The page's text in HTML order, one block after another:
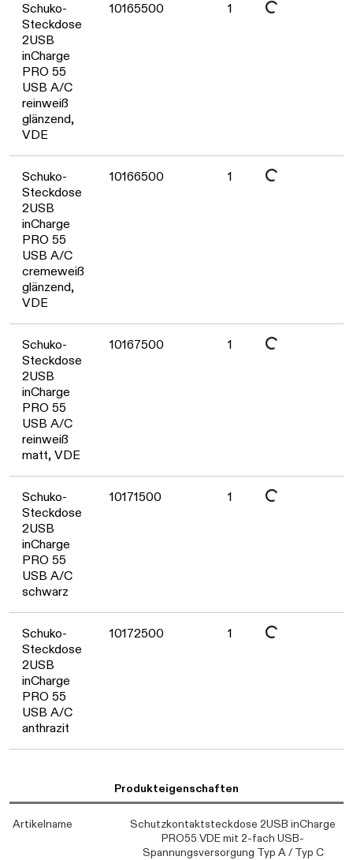
Schuko-
Steckdose
2USB
inCharge
PRO 55
USB A/C
reinweiß
glänzend,
VDE
10165500 1
Schuko-
Steckdose
2USB
inCharge
PRO 55
USB A/C
cremeweiß
glänzend,
VDE
10166500 1
Schuko-
Steckdose
2USB
inCharge
PRO 55
USB A/C
reinweiß
matt, VDE
10167500 1
Schuko-
Steckdose
2USB
inCharge
PRO 55
USB A/C
schwarz
10171500 1
Schuko-
Steckdose
2USB
inCharge
PRO 55
USB A/C
anthrazit
10172500 1
Produkteigenschaften
Artikelname
Schutzkontaktsteckdose 2USB inCharge
PRO55 VDE mit 2-fach USB-
Spannungsversorgung Typ A / Typ C